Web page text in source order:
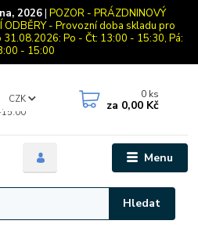
2026| POZOR - PRÁZDNINOVÝ
ODBĚRY - Provozní doba skladu pro
Po - Čt: 13:00 - 15:30, Pá:
- 15:00
Menu
CZK
Hledat
0 ks
za 0,00 Kč